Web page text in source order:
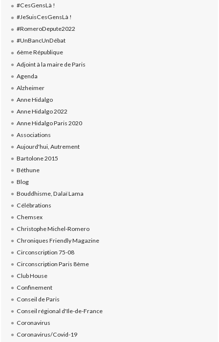
#CesGensLà !
#JeSuisCesGensLà !
#RomeroDepute2022
#UnBancUnDébat
6ème République
Adjoint à la maire de Paris
Agenda
Alzheimer
Anne Hidalgo
Anne Hidalgo 2022
Anne Hidalgo Paris 2020
Associations
Aujourd'hui, Autrement
Bartolone 2015
Béthune
Blog
Bouddhisme, Dalaï Lama
Célébrations
Chemsex
Christophe Michel-Romero
Chroniques Friendly Magazine
Circonscription 75-08
Circonscription Paris 8ème
Club House
Confinement
Conseil de Paris
Conseil régional d'Ile-de-France
Coronavirus
Coronavirus/Covid-19